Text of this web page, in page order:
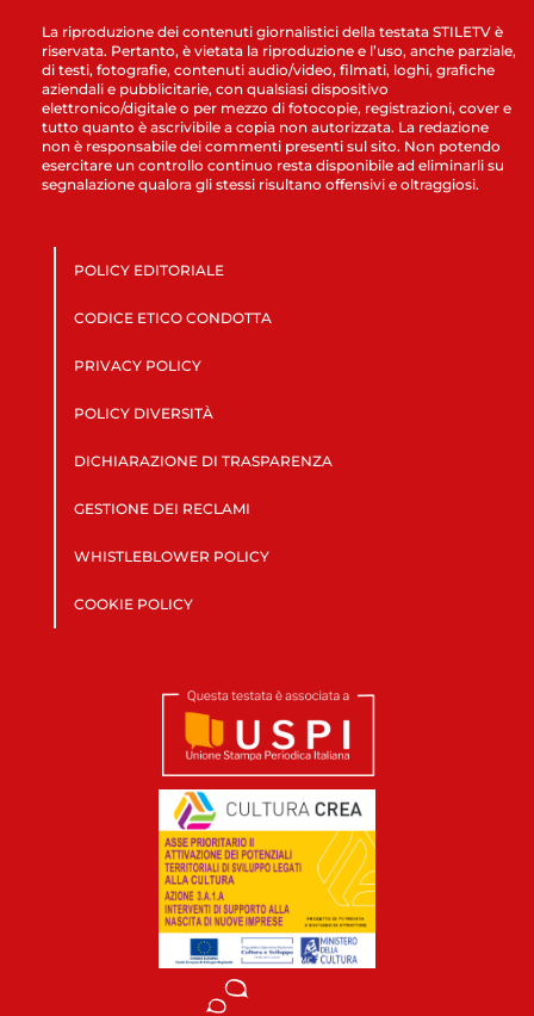
La riproduzione dei contenuti giornalistici della testata STILETV è
riservata. Pertanto, è vietata la riproduzione e l’uso, anche parziale,
di testi, fotografie, contenuti audio/video, filmati, loghi, grafiche
aziendali e pubblicitarie, con qualsiasi dispositivo
elettronico/digitale o per mezzo di fotocopie, registrazioni, cover e
tutto quanto è ascrivibile a copia non autorizzata. La redazione
non è responsabile dei commenti presenti sul sito. Non potendo
esercitare un controllo continuo resta disponibile ad eliminarli su
segnalazione qualora gli stessi risultano offensivi e oltraggiosi.
POLICY EDITORIALE
CODICE ETICO CONDOTTA
PRIVACY POLICY
POLICY DIVERSITÀ
DICHIARAZIONE DI TRASPARENZA
GESTIONE DEI RECLAMI
WHISTLEBLOWER POLICY
COOKIE POLICY